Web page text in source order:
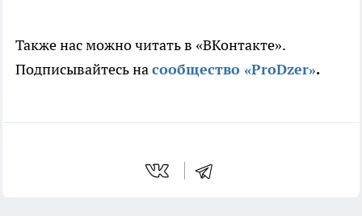
Также нас можно читать в «ВКонтакте».
Подписывайтесь насообщество «ProDzer».